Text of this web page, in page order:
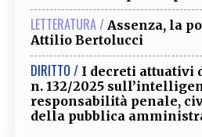
LETTERATURA / Assenza, la
Attilio Bertolucci
DIRITTO / I decreti attuativi
n. 132/2025
responsabilità penale,
della pubblica